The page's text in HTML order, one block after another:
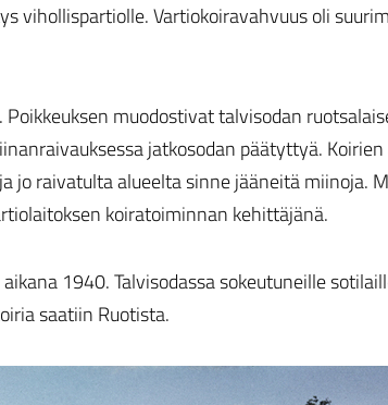
vihollispartiolle. Vartiokoiravahvuus oli
muodostivat talvisodan
jatkosodan päätyttyä.
jo raivatulta alueelta sinne jääneitä miinoja.
koiratoiminnan kehittäjänä.
1940. Talvisodassa sokeutuneille
saatiin Ruotista.